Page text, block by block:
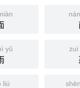
yǔ zuì
liú